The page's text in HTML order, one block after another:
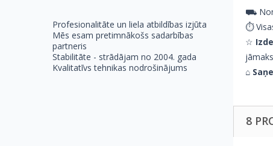
Profesionalitāte un liela atbildības izjūta
Mēs esam pretimnākošs sadarbības
partneris
Stabilitāte - strādājam no 2004. gada
Kvalitatīvs tehnikas nodrošinājums
⛟
⏱
☆
⌂
8